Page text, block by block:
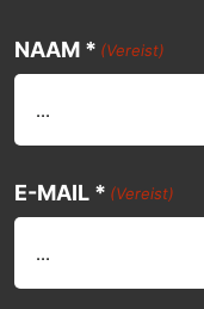
NAAM * (Vereist)
E-MAIL * (Vereist)